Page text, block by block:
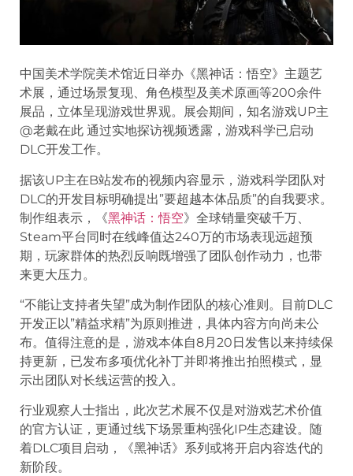
中国美术学院美术馆近日举办《黑神话：悟空》主题艺
术展，通过场景复现、角色模型及美术原画等200余件
展品，立体呈现游戏世界观。展会期间，知名游戏UP主
@老戴在此 通过实地探访视频透露，游戏科学已启动
DLC开发工作。
据该UP主在B站发布的视频内容显示，游戏科学团队对
DLC的开发目标明确提出”要超越本体品质”的自我要求。
制作组表示，《黑神话：悟空》全球销量突破千万、
Steam平台同时在线峰值达240万的市场表现远超预
期，玩家群体的热烈反响既增强了团队创作动力，也带
来更大压力。
“不能让支持者失望”成为制作团队的核心准则。目前DLC
开发正以”精益求精”为原则推进，具体内容方向尚未公
布。值得注意的是，游戏本体自8月20日发售以来持续保
持更新，已发布多项优化补丁并即将推出拍照模式，显
示出团队对长线运营的投入。
行业观察人士指出，此次艺术展不仅是对游戏艺术价值
的官方认证，更通过线下场景重构强化IP生态建设。随
着DLC项目启动，《黑神话》系列或将开启内容迭代的
新阶段。